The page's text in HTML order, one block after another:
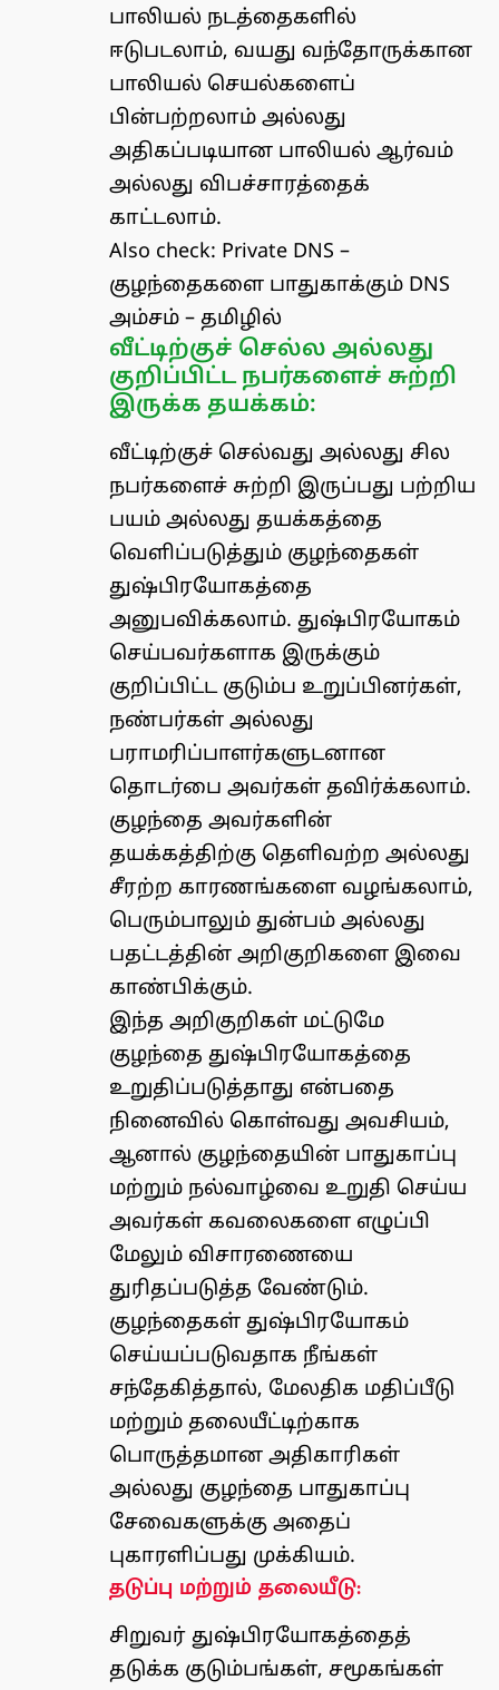
பாலியல் நடத்தைகளில்
ஈடுபடலாம், வயது வந்தோருக்கான
பாலியல் செயல்களைப்
பின்பற்றலாம் அல்லது
அதிகப்படியான பாலியல் ஆர்வம்
அல்லது விபச்சாரத்தைக்
காட்டலாம்.
Also check: Private DNS –
குழந்தைகளை பாதுகாக்கும் DNS
அம்சம் – தமிழில்
வீட்டிற்குச் செல்ல அல்லது
குறிப்பிட்ட நபர்களைச் சுற்றி
இருக்க தயக்கம்:
வீட்டிற்குச் செல்வது அல்லது சில
நபர்களைச் சுற்றி இருப்பது பற்றிய
பயம் அல்லது தயக்கத்தை
வெளிப்படுத்தும் குழந்தைகள்
துஷ்பிரயோகத்தை
அனுபவிக்கலாம். துஷ்பிரயோகம்
செய்பவர்களாக இருக்கும்
குறிப்பிட்ட குடும்ப உறுப்பினர்கள்,
நண்பர்கள் அல்லது
பராமரிப்பாளர்களுடனான
தொடர்பை அவர்கள் தவிர்க்கலாம்.
குழந்தை அவர்களின்
தயக்கத்திற்கு தெளிவற்ற அல்லது
சீரற்ற காரணங்களை வழங்கலாம்,
பெரும்பாலும் துன்பம் அல்லது
பதட்டத்தின் அறிகுறிகளை இவை
காண்பிக்கும்.
இந்த அறிகுறிகள் மட்டுமே
குழந்தை துஷ்பிரயோகத்தை
உறுதிப்படுத்தாது என்பதை
நினைவில் கொள்வது அவசியம்,
ஆனால் குழந்தையின் பாதுகாப்பு
மற்றும் நல்வாழ்வை உறுதி செய்ய
அவர்கள் கவலைகளை எழுப்பி
மேலும் விசாரணையை
துரிதப்படுத்த வேண்டும்.
குழந்தைகள் துஷ்பிரயோகம்
செய்யப்படுவதாக நீங்கள்
சந்தேகித்தால், மேலதிக மதிப்பீடு
மற்றும் தலையீட்டிற்காக
பொருத்தமான அதிகாரிகள்
அல்லது குழந்தை பாதுகாப்பு
சேவைகளுக்கு அதைப்
புகாரளிப்பது முக்கியம்.
தடுப்பு மற்றும் தலையீடு:
சிறுவர் துஷ்பிரயோகத்தைத்
தடுக்க குடும்பங்கள், சமூகங்கள்